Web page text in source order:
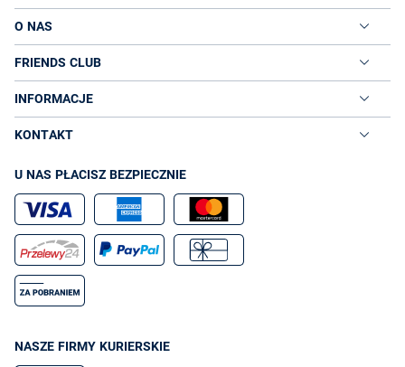
O NAS
FRIENDS CLUB
INFORMACJE
KONTAKT
U NAS PŁACISZ BEZPIECZNIE
NASZE FIRMY KURIERSKIE